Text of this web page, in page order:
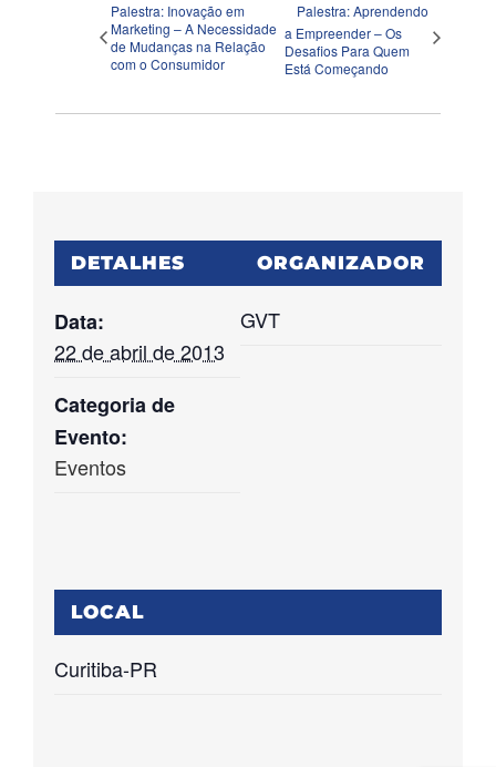
Palestra: Inovação em
Marketing – A Necessidade
de Mudanças na Relação
com o Consumidor
Palestra: Aprendendo
a Empreender – Os
Desafios Para Quem
Está Começando
DETALHES
Data:
22 de abril de 2013
Categoria de
Evento:
Eventos
ORGANIZADOR
GVT
LOCAL
Curitiba-PR